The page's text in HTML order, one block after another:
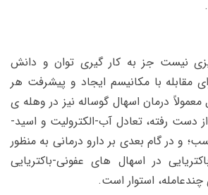
نیست جز به کار گیری توان و دانش
مقابله با مکانیسم ایجاد و پیشرفت هر
معمولاً درمان اسهال گوساله نیز در وهله ی
دست رفته، تعادل آب-الکترولیت و اسید-
و در گام بعدی بر دارو درمانی به منظور
در اسهال های عفونی-باکتریایی
استوار است.